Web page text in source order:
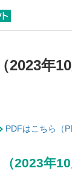
2023年10
PDFはこちら（
2023年